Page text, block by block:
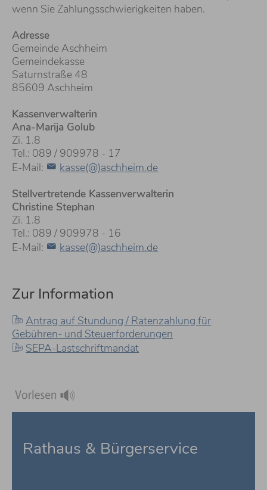
wenn Sie Zahlungsschwierigkeiten haben.
Adresse
Gemeinde Aschheim
Gemeindekasse
Saturnstraße 48
85609 Aschheim
Kassenverwalterin
Ana-Marija Golub
Zi. 1.8
Tel.: 089 / 909978 - 17
E-Mail:
kasse(@)aschheim.de
Stellvertretende Kassenverwalterin
Christine Stephan
Zi. 1.8
Tel.: 089 / 909978 - 16
E-Mail:
kasse(@)aschheim.de
Zur Information
Antrag auf Stundung / Ratenzahlung für
Gebühren- und Steuerforderungen
SEPA-Lastschriftmandat
Rathaus & Bürgerservice